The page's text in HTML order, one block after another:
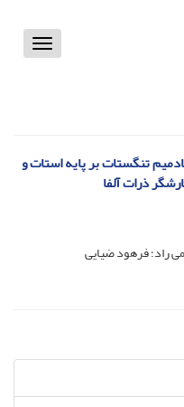
Toggle
تنگستات بر پایه استات و
ذرات آلفا
راد؛ فرهود ضیایی